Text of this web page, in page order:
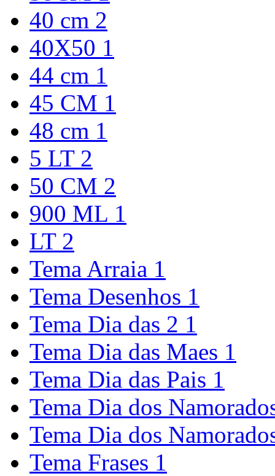
40 cm 2
40X50 1
44 cm 1
45 CM 1
48 cm 1
5 LT 2
50 CM 2
900 ML 1
LT 2
Tema Arraia 1
Tema Desenhos 1
Tema Dia das 2 1
Tema Dia das Maes 1
Tema Dia das Pais 1
Tema Dia dos
Tema Dia dos
Tema Frases 1